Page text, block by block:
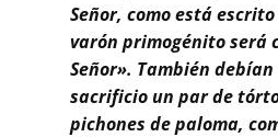
Señor, como está
varón primogénito será
Señor». También
sacrificio un par de
pichones de paloma,